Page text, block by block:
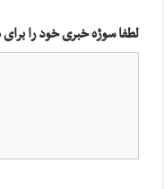
لطفا سوژه خبری خود را برای